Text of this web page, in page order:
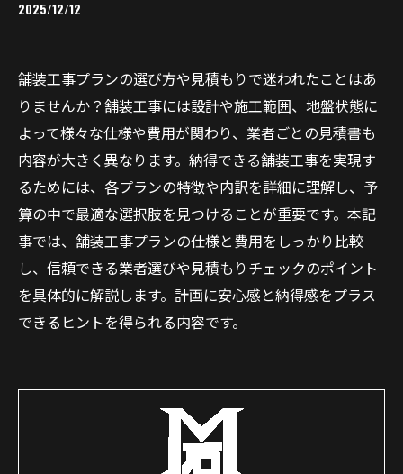
2025/12/12
舗装工事プランの選び方や見積もりで迷われたことはあ
りませんか？舗装工事には設計や施工範囲、地盤状態に
よって様々な仕様や費用が関わり、業者ごとの見積書も
内容が大きく異なります。納得できる舗装工事を実現す
るためには、各プランの特徴や内訳を詳細に理解し、予
算の中で最適な選択肢を見つけることが重要です。本記
事では、舗装工事プランの仕様と費用をしっかり比較
し、信頼できる業者選びや見積もりチェックのポイント
を具体的に解説します。計画に安心感と納得感をプラス
できるヒントを得られる内容です。